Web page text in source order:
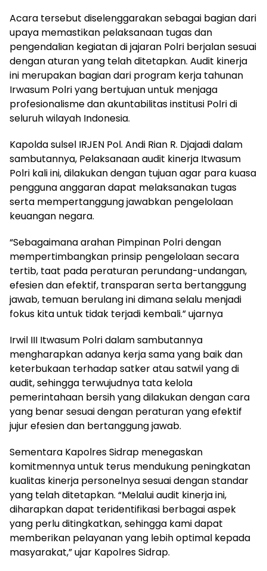
Acara tersebut diselenggarakan sebagai bagian dari
upaya memastikan pelaksanaan tugas dan
pengendalian kegiatan di jajaran Polri berjalan sesuai
dengan aturan yang telah ditetapkan. Audit kinerja
ini merupakan bagian dari program kerja tahunan
Irwasum Polri yang bertujuan untuk menjaga
profesionalisme dan akuntabilitas institusi Polri di
seluruh wilayah Indonesia.
Kapolda sulsel IRJEN Pol. Andi Rian R. Djajadi dalam
sambutannya, Pelaksanaan audit kinerja Itwasum
Polri kali ini, dilakukan dengan tujuan agar para kuasa
pengguna anggaran dapat melaksanakan tugas
serta mempertanggung jawabkan pengelolaan
keuangan negara.
“Sebagaimana arahan Pimpinan Polri dengan
mempertimbangkan prinsip pengelolaan secara
tertib, taat pada peraturan perundang-undangan,
efesien dan efektif, transparan serta bertanggung
jawab, temuan berulang ini dimana selalu menjadi
fokus kita untuk tidak terjadi kembali.” ujarnya
Irwil III Itwasum Polri dalam sambutannya
mengharapkan adanya kerja sama yang baik dan
keterbukaan terhadap satker atau satwil yang di
audit, sehingga terwujudnya tata kelola
pemerintahaan bersih yang dilakukan dengan cara
yang benar sesuai dengan peraturan yang efektif
jujur efesien dan bertanggung jawab.
Sementara Kapolres Sidrap menegaskan
komitmennya untuk terus mendukung peningkatan
kualitas kinerja personelnya sesuai dengan standar
yang telah ditetapkan. “Melalui audit kinerja ini,
diharapkan dapat teridentifikasi berbagai aspek
yang perlu ditingkatkan, sehingga kami dapat
memberikan pelayanan yang lebih optimal kepada
masyarakat,” ujar Kapolres Sidrap.